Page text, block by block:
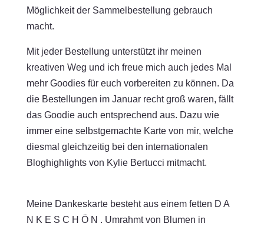
Möglichkeit der Sammelbestellung gebrauch
macht.
Mit jeder Bestellung unterstützt ihr meinen
kreativen Weg und ich freue mich auch jedes Mal
mehr Goodies für euch vorbereiten zu können. Da
die Bestellungen im Januar recht groß waren, fällt
das Goodie auch entsprechend aus. Dazu wie
immer eine selbstgemachte Karte von mir, welche
diesmal gleichzeitig bei den internationalen
Bloghighlights von Kylie Bertucci mitmacht.
Meine Dankeskarte besteht aus einem fetten D A
N K E S C H Ö N . Umrahmt von Blumen in